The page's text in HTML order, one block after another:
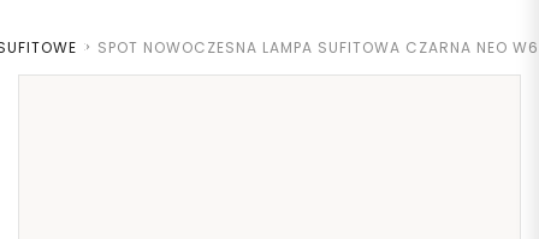
> SPOT NOWOCZESNA LAMPA SUFITOWA CZARNA NEO W6